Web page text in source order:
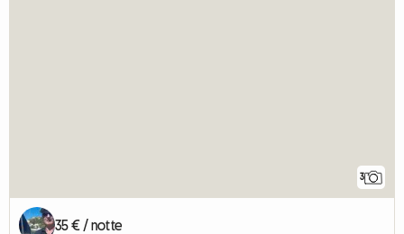
3
35 € / notte